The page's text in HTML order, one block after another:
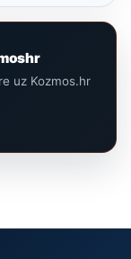
uz Kozmos.hr